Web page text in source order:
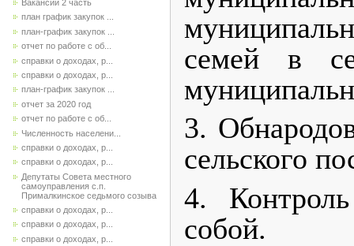
Вакансии 2 часть
план график закупок ...
план-график закупок ...
отчет по работе с об...
справки о доходах, р...
справки о доходах, р...
план-график закупок ...
отчет за 2020 год
отчет по работе с об...
Численность населени...
справки о доходах, р...
справки о доходах, р...
Депутаты Совета местного
самоуправления с.п.
Прималкинское седьмого созыва
справки о доходах, р...
справки о доходах, р...
справки о доходах, р...
семей в
3.
сельского
4.
собой.